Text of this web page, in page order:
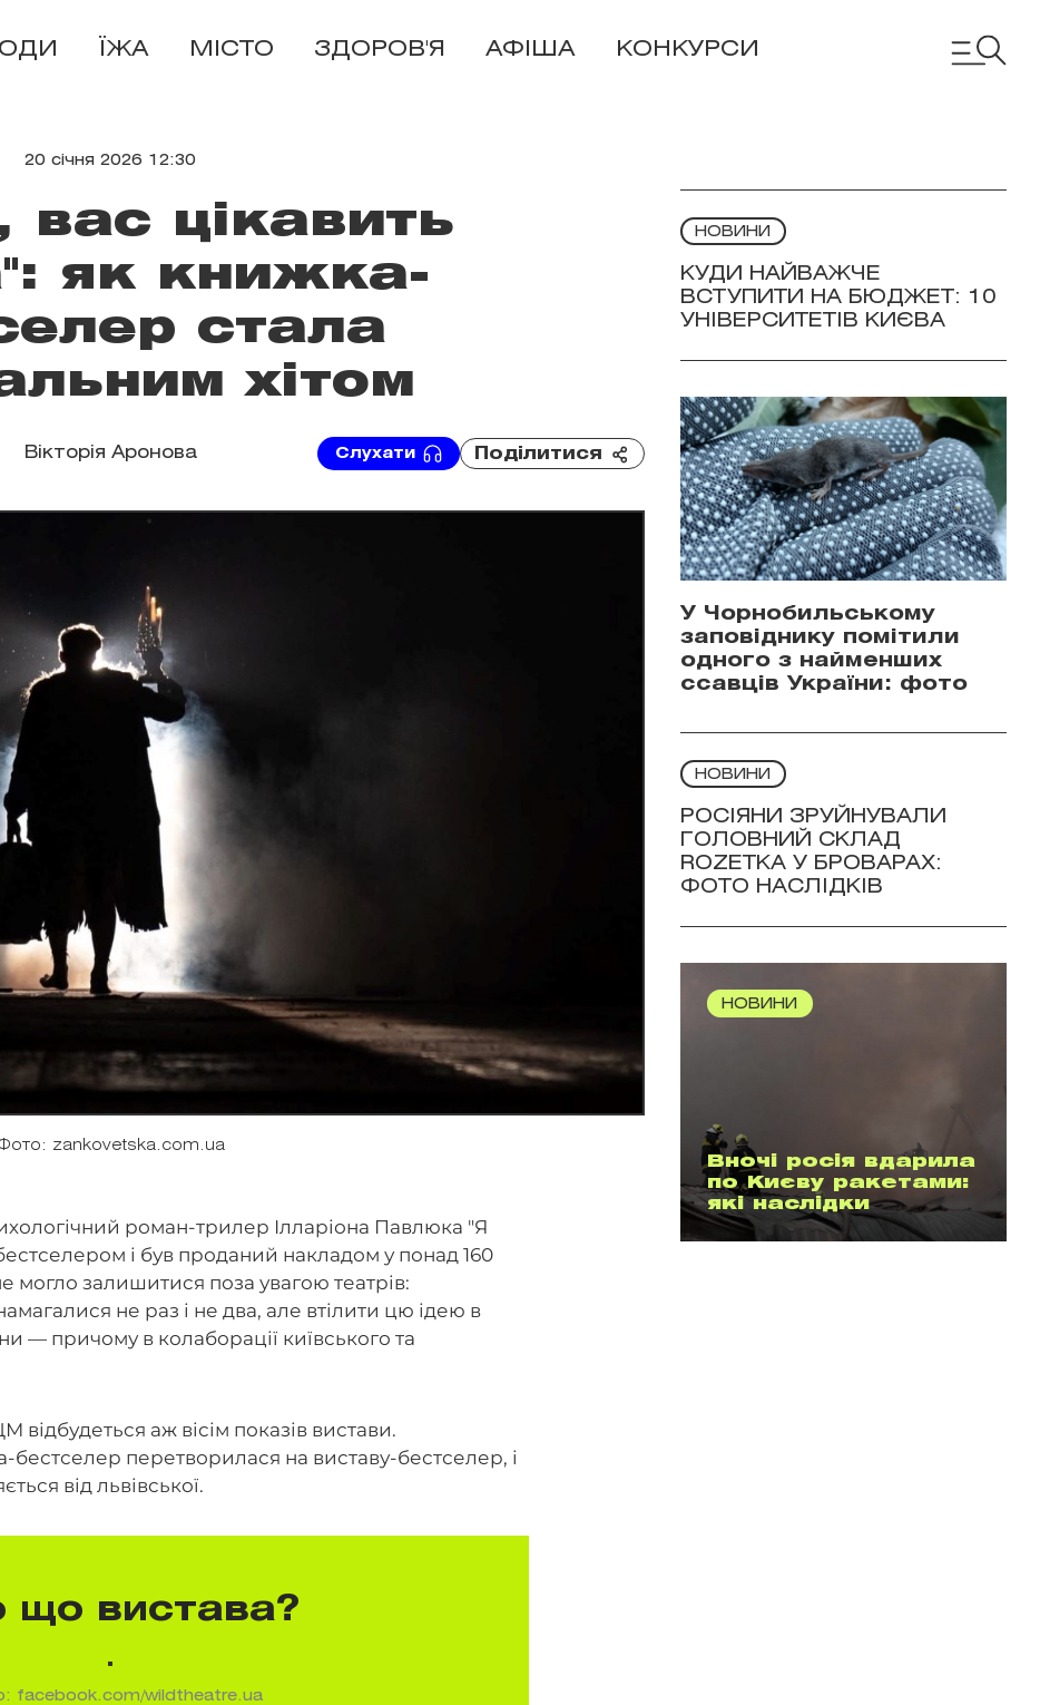
ЇЖА МІСТО ЗДОРОВ'Я АФІША КОНКУРСИ
20 січня 2026 12:30
вас цікавить
як книжка-
стала
хітом
Вікторія Аронова Слухати Поділитися
zankovetska.com.ua
роман-трилер Ілларіона Павлюка "Я
і був проданий накладом у понад 160
могло залишитися поза увагою театрів:
не раз і не два, але втілити цю ідею в
— причому в колаборації київського та
аж вісім показів вистави.
бестселер перетворилася на виставу-бестселер, і
від львівської.
що вистава?
facebook.com/wildtheatre.ua
НОВИНИ
КУДИ НАЙВАЖЧЕ
ВСТУПИТИ НА БЮДЖЕТ: 10
УНІВЕРСИТЕТІВ КИЄВА
У Чорнобильському
заповіднику помітили
одного з найменших
ссавців України: фото
НОВИНИ
РОСІЯНИ ЗРУЙНУВАЛИ
ГОЛОВНИЙ СКЛАД
ROZETKA У БРОВАРАХ:
ФОТО НАСЛІДКІВ
НОВИНИ
Вночі росія вдарила
по Києву ракетами:
які наслідки